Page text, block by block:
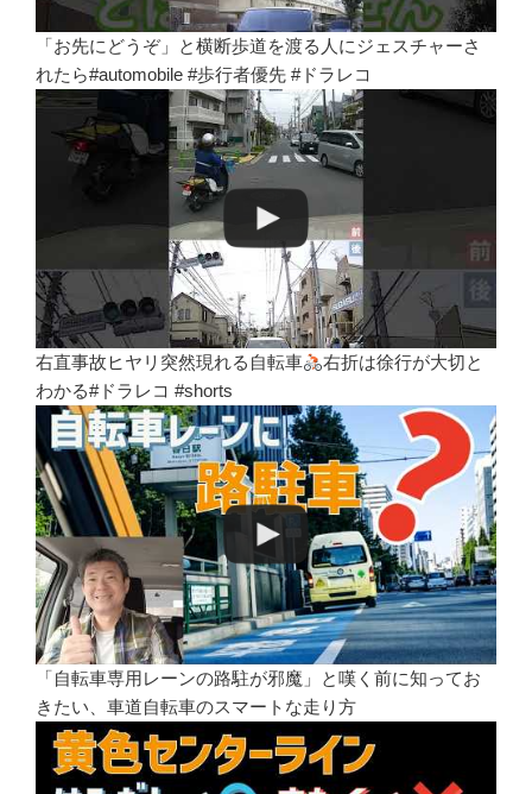
「お先にどうぞ」と横断歩道を渡る人にジェスチャーさ
れたら#automobile #歩行者優先 #ドラレコ
右直事故ヒヤリ突然現れる自転車
右折は徐行が大切と
わかる#ドラレコ #shorts
「自転車専用レーンの路駐が邪魔」と嘆く前に知ってお
きたい、車道自転車のスマートな走り方